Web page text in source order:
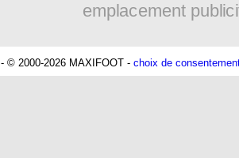
emplacement
- © 2000-2026 MAXIFOOT - choix de